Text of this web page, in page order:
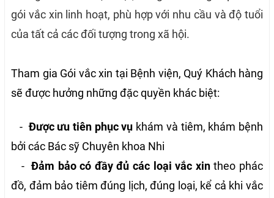
gói vắc xin linh hoạt, phù hợp với nhu cầu và độ tuổi
của tất cả các đối tượng trong xã hội.
Tham gia Gói vắc xin tại Bệnh viện, Quý Khách hàng
sẽ được hưởng những đặc quyền khác biệt:
-Được ưu tiên phục vụ khám và tiêm, khám bệnh
bởi các Bác sỹ Chuyên khoa Nhi
-Đảm bảo có đầy đủ các loại vắc xintheo phác
đồ, đảm bảo tiêm đúng lịch, đúng loại, kể cả khi vắc